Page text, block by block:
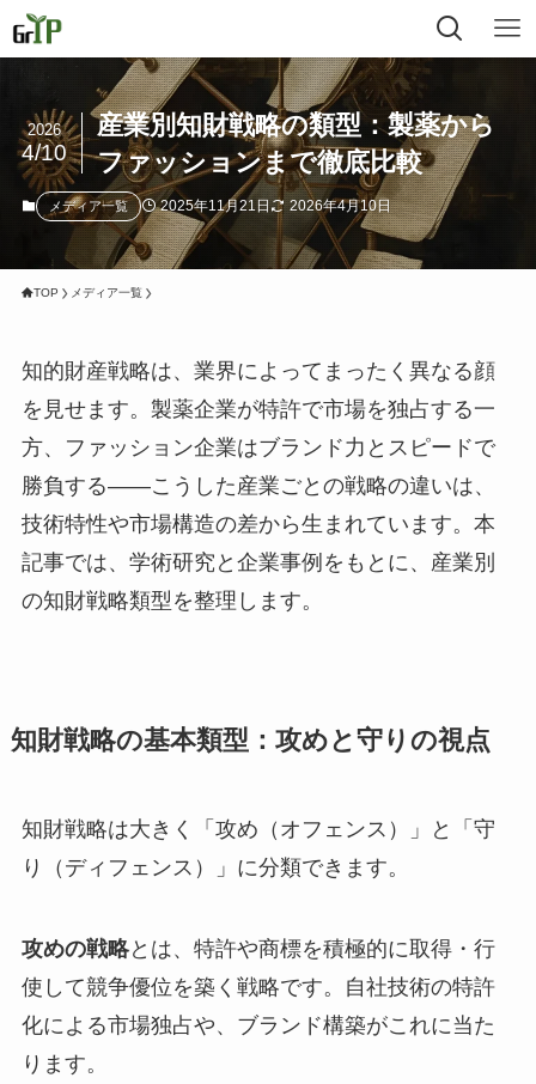
産業別知財戦略の類型：製薬から
ファッションまで徹底比較
2026
4/10
メディア一覧 2025年11月21日 2026年4月10日
TOP メディア一覧
知的財産戦略は、業界によってまったく異なる顔
を見せます。製薬企業が特許で市場を独占する一
方、ファッション企業はブランド力とスピードで
勝負する——こうした産業ごとの戦略の違いは、
技術特性や市場構造の差から生まれています。本
記事では、学術研究と企業事例をもとに、産業別
の知財戦略類型を整理します。
知財戦略の基本類型：攻めと守りの視点
知財戦略は大きく「攻め（オフェンス）」と「守
り（ディフェンス）」に分類できます。
攻めの戦略とは、特許や商標を積極的に取得・行
使して競争優位を築く戦略です。自社技術の特許
化による市場独占や、ブランド構築がこれに当た
ります。